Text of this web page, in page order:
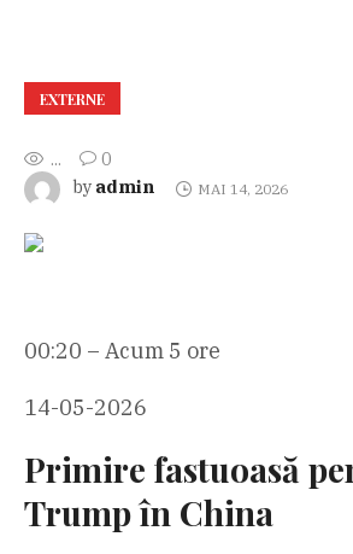
EXTERNE
...
0
by admin MAI 14, 2026
00:20 – Acum 5 ore
14-05-2026
Primire fastuoasă
Trump în China